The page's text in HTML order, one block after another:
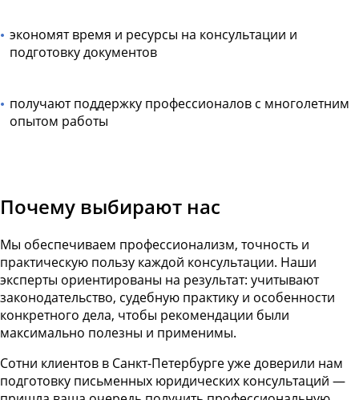
экономят время и ресурсы на консультации и
подготовку документов
получают поддержку профессионалов с многолетним
опытом работы
Почему выбирают нас
Мы обеспечиваем профессионализм, точность и
практическую пользу каждой консультации. Наши
эксперты ориентированы на результат: учитывают
законодательство, судебную практику и особенности
конкретного дела, чтобы рекомендации были
максимально полезны и применимы.
Сотни клиентов в Санкт-Петербурге уже доверили нам
подготовку письменных юридических консультаций —